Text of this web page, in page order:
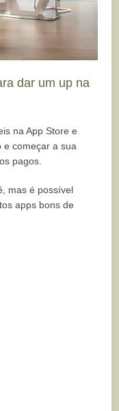
dar um up na
na App Store e
e começar a sua
pagos.
mas é possível
apps bons de